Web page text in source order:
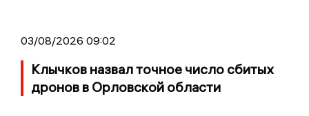
03/08/2026 09:02
Клычков назвал точное число сбитых
дронов в Орловской области